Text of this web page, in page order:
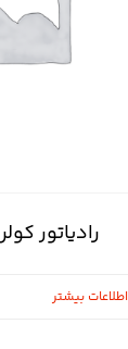
رادیاتور
اطلاعات بیشتر